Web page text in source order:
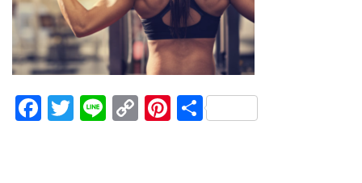
Facebook
Twitter
LineCopyPinterest
共